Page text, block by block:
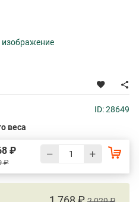
ID: 28649
веса
₽
₽